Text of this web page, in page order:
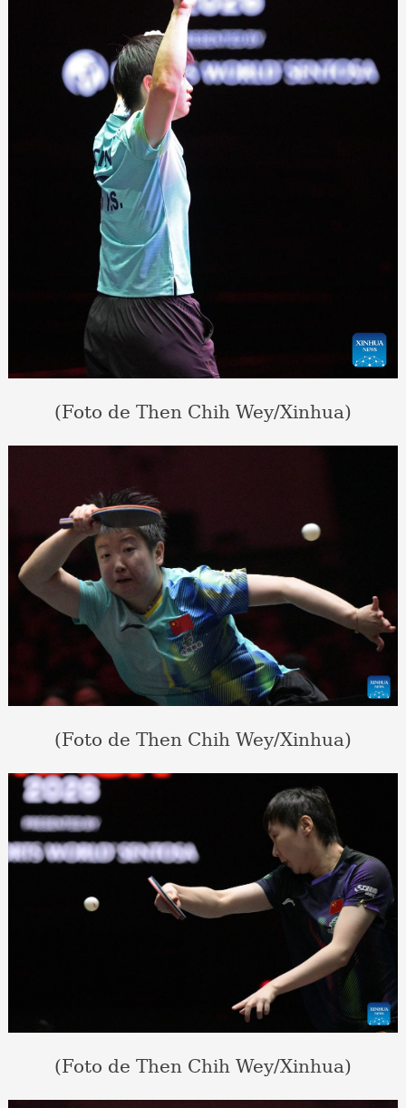
(Foto de Then Chih Wey/Xinhua)
(Foto de Then Chih Wey/Xinhua)
(Foto de Then Chih Wey/Xinhua)